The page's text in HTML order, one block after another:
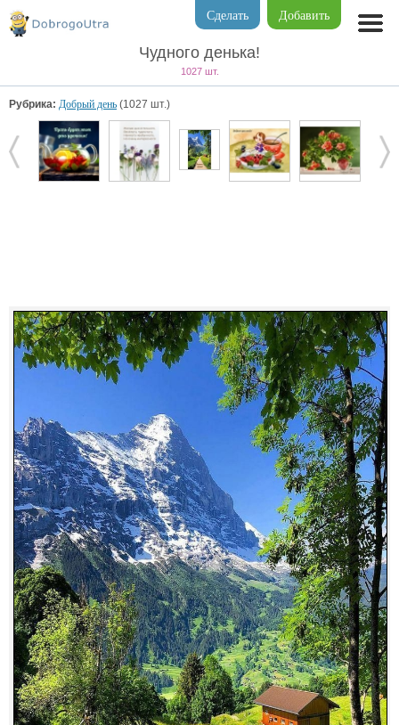
Добавить
Сделать
Чудного денька!
1027 шт.
Рубрика: Добрый день (1027 шт.)